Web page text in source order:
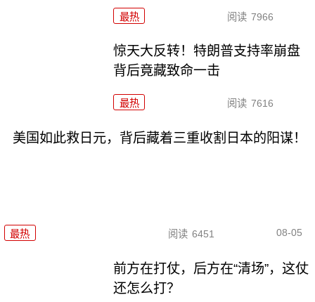
最热 阅读 7966
惊天大反转！特朗普支持率崩盘
背后竟藏致命一击
最热 阅读 7616
美国如此救日元，背后藏着三重收割日本的阳谋！
最热 阅读 6451 08-05
前方在打仗，后方在“清场”，这仗
还怎么打？